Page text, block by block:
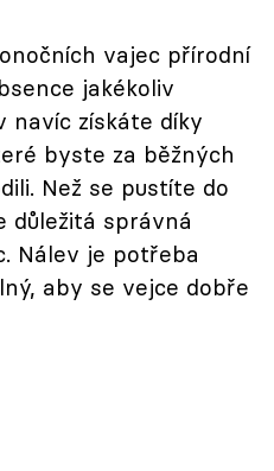
vajec přírodní
jakékoliv
navíc získáte díky
byste za běžných
Než se pustíte do
důležitá správná
Nálev je potřeba
aby se vejce dobře